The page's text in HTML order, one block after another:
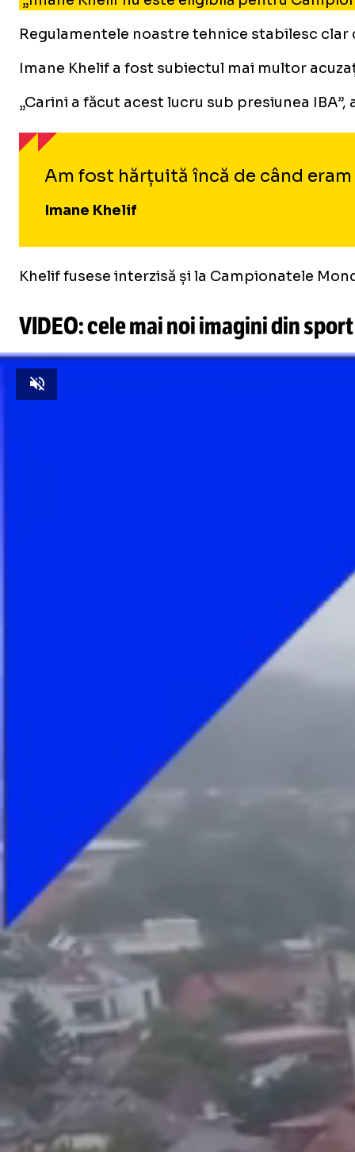
Regulamentele noastre tehnice stabilesc
Imane Khelif a fost subiectul mai multor
„Carini a făcut acest lucru sub presiunea
Am fost hărțuită încă de când
Imane Khelif
Khelif fusese interzisă și la Campionatele
VIDEO: cele mai noi imagini din sport
Unmute